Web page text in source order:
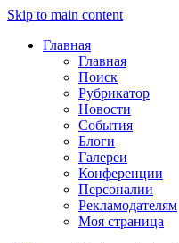
Skip to main content
Главная
Главная
Поиск
Рубрикатор
Новости
События
Блоги
Галереи
Конференции
Персоналии
Рекламодателям
Моя страница